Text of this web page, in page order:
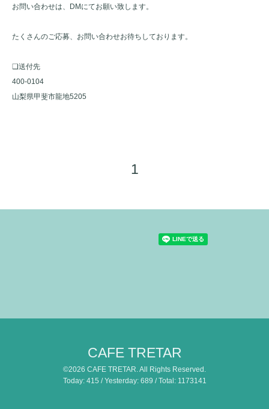
お問い合わせは、DMにてお願い致します。
たくさんのご応募、お問い合わせお待ちしております。
❑送付先
400-0104
山梨県甲斐市龍地5205
1
CAFE TRETAR
©2026 CAFE TRETAR . All Rights Reserved.
Today: 415 / Yesterday: 689 / Total: 1173141